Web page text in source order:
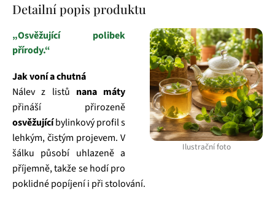
Detailní popis produktu
Ilustrační foto
„Osvěžující polibek
přírody.“
Jak voní a chutná
Nálev z listů nana máty
přináší přirozeně
osvěžujícíbylinkový profil s
lehkým, čistým projevem. V
šálku působí uhlazeně a
příjemně, takže se hodí pro
poklidné popíjení i při stolování.